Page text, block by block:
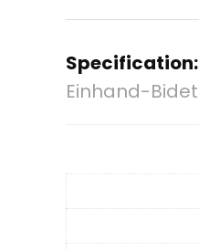
Specification:
Einhand-